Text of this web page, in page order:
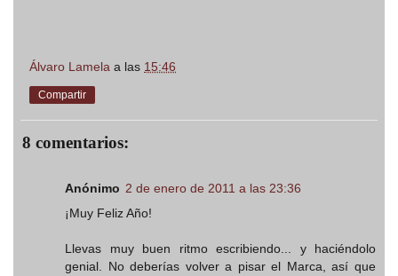
Álvaro Lamela a las 15:46
Compartir
8 comentarios:
Anónimo 2 de enero de 2011 a las 23:36
¡Muy Feliz Año!
Llevas muy buen ritmo escribiendo... y haciéndolo
genial. No deberías volver a pisar el Marca, así que